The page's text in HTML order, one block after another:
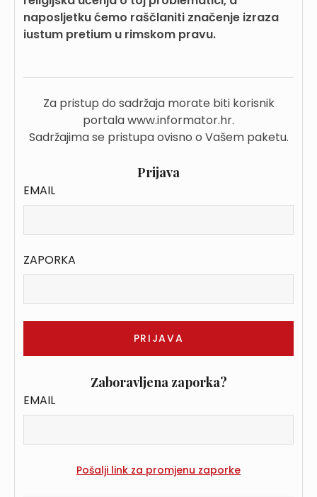
naposljetku ćemo raščlaniti značenje izraza
iustum pretium u rimskom pravu.
Za pristup do sadržaja morate biti korisnik
portala www.informator.hr.
Sadržajima se pristupa ovisno o Vašem paketu.
Prijava
EMAIL
ZAPORKA
Zaboravljena zaporka?
EMAIL